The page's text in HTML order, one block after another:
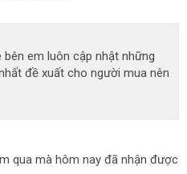
bên em luôn cập nhật những
đề xuất cho người mua nên
qua mà hôm nay đã nhận được